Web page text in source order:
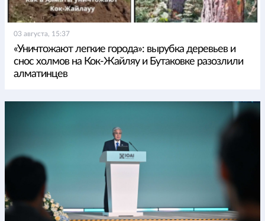
03 августа, 15:37
«Уничтожают легкие города»: вырубка деревьев и
снос холмов на Кок-Жайляу и Бутаковке разозлили
алматинцев